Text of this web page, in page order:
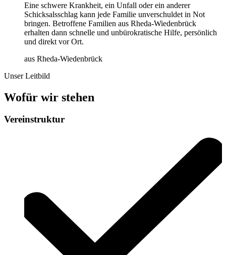
Eine schwere Krankheit, ein Unfall oder ein anderer
Schicksalsschlag kann jede Familie unverschuldet in Not
bringen. Betroffene Familien aus Rheda-Wiedenbrück
erhalten dann schnelle und unbürokratische Hilfe, persönlich
und direkt vor Ort.
aus Rheda-Wiedenbrück
Unser Leitbild
Wofür wir stehen
Vereinstruktur